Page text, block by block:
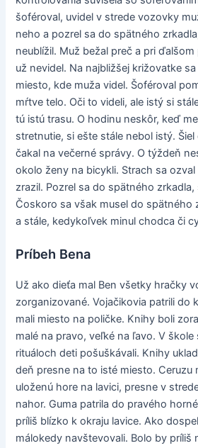
šoféroval, uvidel v strede vozovky
neho a pozrel sa do spätného
neublížil. Muž bežal preč a pri
už nevidel. Na najbližšej križovatke
miesto, kde muža videl. Šoféroval
mŕtve telo. Oči to videli, ale istý si
tú istú trasu. O hodinu neskôr, keď
stretnutie, si ešte stále nebol istý.
čakal na večerné správy. O týždeň
okolo ženy na bicykli. Strach sa
zrazil. Pozrel sa do spätného zrkadla,
Čoskoro sa však musel do spätného
a stále, kedykoľvek minul chodca či
Príbeh Bena
Už ako dieťa mal Ben všetky hračky
zorganizované. Vojačikovia patrili do
mali miesto na poličke. Knihy boli
malé na pravo, veľké na ľavo. V škole
rituáloch deti pošuškávali. Knihy
deň presne na to isté miesto. Ceruzu
uloženú hore na lavici, presne v
nahor. Guma patrila do pravého
príliš blízko k okraju lavice. Ako
málokedy navštevovali. Bolo by príliš